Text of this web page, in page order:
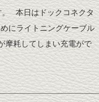
。 本日はドックコネクタ
にライトニングケーブル
摩耗してしまい充電がで